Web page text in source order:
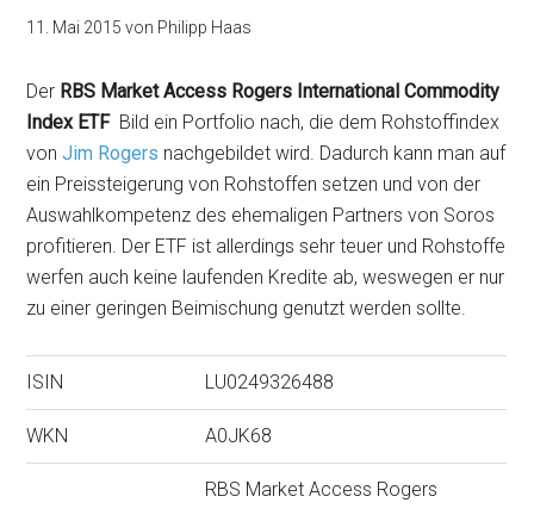
11. Mai 2015 von Philipp Haas
Der RBS Market Access Rogers International Commodity
Index ETFBild ein Portfolio nach, die dem Rohstoffindex
vonJim Rogers nachgebildet wird. Dadurch kann man auf
ein Preissteigerung von Rohstoffen setzen und von der
Auswahlkompetenz des ehemaligen Partners von Soros
profitieren. Der ETF ist allerdings sehr teuer und Rohstoffe
werfen auch keine laufenden Kredite ab, weswegen er nur
zu einer geringen Beimischung genutzt werden sollte.
ISIN LU0249326488
WKN A0JK68
RBS Market Access Rogers